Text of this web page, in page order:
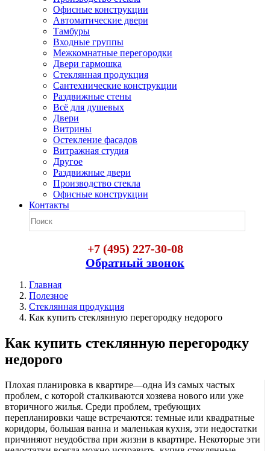
Офисные конструкции
Автоматические двери
Тамбуры
Входные группы
Межкомнатные перегородки
Двери гармошка
Стеклянная продукция
Сантехнические конструкции
Раздвижные стены
Всё для душевых
Двери
Витрины
Остекление фасадов
Витражная студия
Другое
Раздвижные двери
Производство стекла
Офисные конструкции
Контакты
+7 (495) 227-30-08
Обратный звонок
Главная
Полезное
Стеклянная продукция
Как купить стеклянную перегородку недорого
Как купить стеклянную перегородку
недорого
Плохая планировка в квартире—одна Из самых частых
проблем, с которой сталкиваются хозяева нового или уже
вторичного жилья. Среди проблем, требующих
перепланировки чаще встречаются: темные или квадратные
коридоры, большая ванна и маленькая кухня, эти недостатки
причиняют неудобства при жизни в квартире. Некоторые эти